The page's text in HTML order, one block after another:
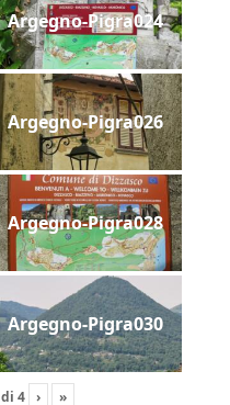
Argegno-Pigra024
Argegno-Pigra026
Argegno-Pigra028
Argegno-Pigra030
di 4 › »